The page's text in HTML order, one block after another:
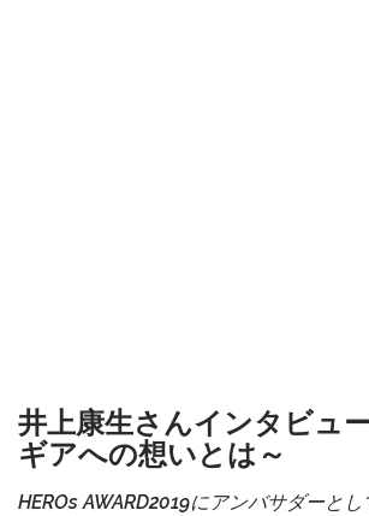
井上康生さんインタビュ
ギアへの想いとは～
HEROs AWARD2019にアンバサダーと